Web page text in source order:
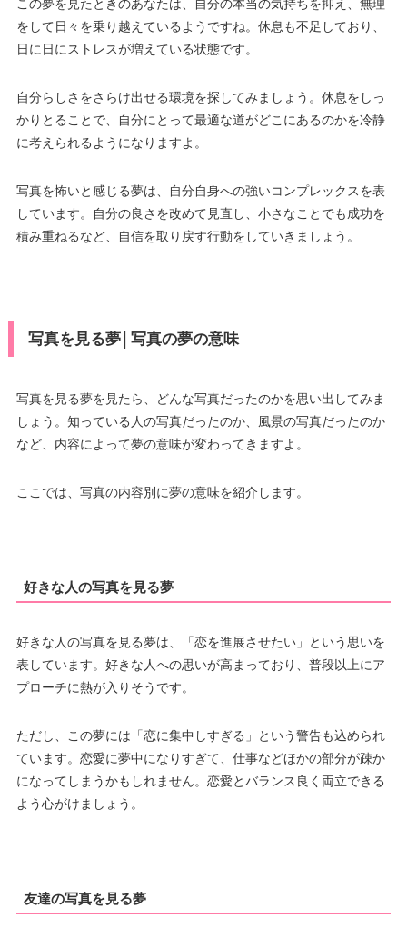
この夢を見たときのあなたは、自分の本当の気持ちを抑え、無理
をして日々を乗り越えているようですね。休息も不足しており、
日に日にストレスが増えている状態です。
自分らしさをさらけ出せる環境を探してみましょう。休息をしっ
かりとることで、自分にとって最適な道がどこにあるのかを冷静
に考えられるようになりますよ。
写真を怖いと感じる夢は、自分自身への強いコンプレックスを表
しています。自分の良さを改めて見直し、小さなことでも成功を
積み重ねるなど、自信を取り戻す行動をしていきましょう。
写真を見る夢│写真の夢の意味
写真を見る夢を見たら、どんな写真だったのかを思い出してみま
しょう。知っている人の写真だったのか、風景の写真だったのか
など、内容によって夢の意味が変わってきますよ。
ここでは、写真の内容別に夢の意味を紹介します。
好きな人の写真を見る夢
好きな人の写真を見る夢は、「恋を進展させたい」という思いを
表しています。好きな人への思いが高まっており、普段以上にア
プローチに熱が入りそうです。
ただし、この夢には「恋に集中しすぎる」という警告も込められ
ています。恋愛に夢中になりすぎて、仕事などほかの部分が疎か
になってしまうかもしれません。恋愛とバランス良く両立できる
よう心がけましょう。
友達の写真を見る夢